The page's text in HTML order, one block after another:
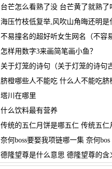
台芒怎么看熟了没 台芒黄了就熟了
海压竹枝低复举,风吹山角晦还明是
不易撞名的超好听女生网名（不容
怎样用数字3来画简笔画小鱼？
关于灯笼的诗句（关于灯笼的诗句
脐橙哪些人不能吃 什么人不能吃脐
塔川在哪里
什么饮料最有营养
传统的五仁月饼是哪五仁 传统五仁
奈何boss要娶我项链哪一集 奈何bos
德隆望尊是什么意思 德隆望尊的含